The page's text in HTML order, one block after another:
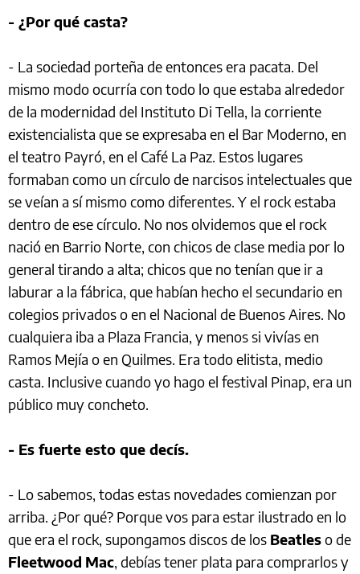
- ¿Por qué casta?
- La sociedad porteña de entonces era pacata. Del
mismo modo ocurría con todo lo que estaba alrededor
de la modernidad del Instituto Di Tella, la corriente
existencialista que se expresaba en el Bar Moderno, en
el teatro Payró, en el Café La Paz. Estos lugares
formaban como un círculo de narcisos intelectuales que
se veían a sí mismo como diferentes. Y el rock estaba
dentro de ese círculo. No nos olvidemos que el rock
nació en Barrio Norte, con chicos de clase media por lo
general tirando a alta; chicos que no tenían que ir a
laburar a la fábrica, que habían hecho el secundario en
colegios privados o en el Nacional de Buenos Aires. No
cualquiera iba a Plaza Francia, y menos si vivías en
Ramos Mejía o en Quilmes. Era todo elitista, medio
casta. Inclusive cuando yo hago el festival Pinap, era un
público muy concheto.
- Es fuerte esto que decís.
- Lo sabemos, todas estas novedades comienzan por
arriba. ¿Por qué? Porque vos para estar ilustrado en lo
que era el rock, supongamos discos de los Beatleso de
Fleetwood Mac, debías tener plata para comprarlos y